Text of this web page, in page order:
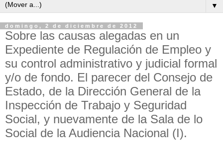
▼
domingo, 2 de diciembre de 2012
Sobre las causas alegadas en un
Expediente de Regulación de Empleo y
su control administrativo y judicial formal
y/o de fondo. El parecer del Consejo de
Estado, de la Dirección General de la
Inspección de Trabajo y Seguridad
Social, y nuevamente de la Sala de lo
Social de la Audiencia Nacional (I).